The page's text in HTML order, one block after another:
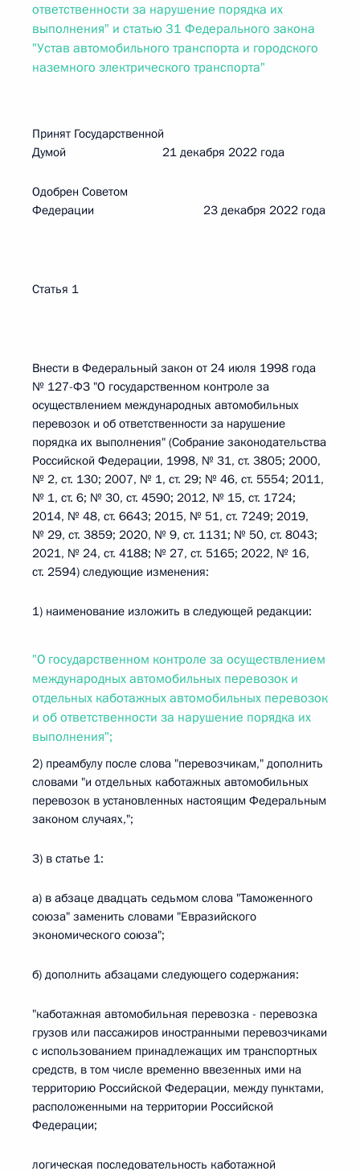
ответственности за нарушение порядка их
выполнения" и статью 31 Федерального закона
"Устав автомобильного транспорта и городского
наземного электрического транспорта"
Принят Государственной
Думой 21 декабря 2022 года
Одобрен Советом
Федерации 23 декабря 2022 года
Статья 1
Внести в Федеральный закон от 24 июля 1998 года
№ 127-ФЗ "О государственном контроле за
осуществлением международных автомобильных
перевозок и об ответственности за нарушение
порядка их выполнения" (Собрание законодательства
Российской Федерации, 1998, № 31, ст. 3805; 2000,
№ 2, ст. 130; 2007, № 1, ст. 29; № 46, ст. 5554; 2011,
№ 1, ст. 6; № 30, ст. 4590; 2012, № 15, ст. 1724;
2014, № 48, ст. 6643; 2015, № 51, ст. 7249; 2019,
№ 29, ст. 3859; 2020, № 9, ст. 1131; № 50, ст. 8043;
2021, № 24, ст. 4188; № 27, ст. 5165; 2022, № 16,
ст. 2594) следующие изменения:
1) наименование изложить в следующей редакции:
"О государственном контроле за осуществлением
международных автомобильных перевозок и
отдельных каботажных автомобильных перевозок
и об ответственности за нарушение порядка их
выполнения";
2) преамбулу после слова "перевозчикам," дополнить
словами "и отдельных каботажных автомобильных
перевозок в установленных настоящим Федеральным
законом случаях,";
3) в статье 1:
а) в абзаце двадцать седьмом слова "Таможенного
союза" заменить словами "Евразийского
экономического союза";
б) дополнить абзацами следующего содержания:
"каботажная автомобильная перевозка - перевозка
грузов или пассажиров иностранными перевозчиками
с использованием принадлежащих им транспортных
средств, в том числе временно ввезенных ими на
территорию Российской Федерации, между пунктами,
расположенными на территории Российской
Федерации;
логическая последовательность каботажной